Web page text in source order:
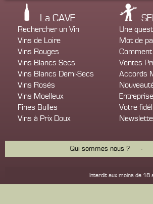
La CAVE
Rechercher un Vin
Vins de Loire
Vins Rouges
Vins Blancs Secs
Vins Blancs Demi-Secs
Vins Rosés
Vins Moelleux
Fines Bulles
Vins à Prix Doux
Une
Mot de
Ventes
Accords
Votre
Qui sommes nous ? -
Interdit aux moins de 18